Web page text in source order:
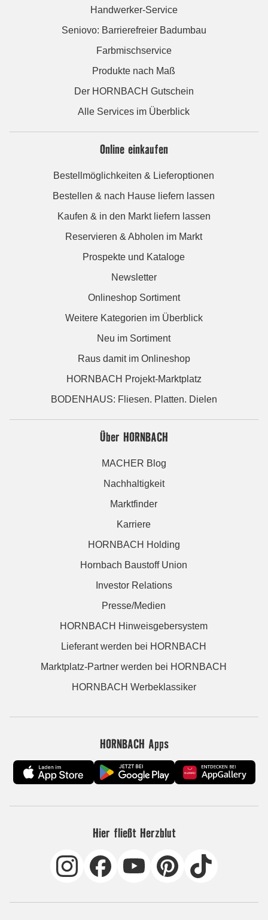
Handwerker-Service
Seniovo: Barrierefreier Badumbau
Farbmischservice
Produkte nach Maß
Der HORNBACH Gutschein
Alle Services im Überblick
Online einkaufen
Bestellmöglichkeiten & Lieferoptionen
Bestellen & nach Hause liefern lassen
Kaufen & in den Markt liefern lassen
Reservieren & Abholen im Markt
Prospekte und Kataloge
Newsletter
Onlineshop Sortiment
Weitere Kategorien im Überblick
Neu im Sortiment
Raus damit im Onlineshop
HORNBACH Projekt-Marktplatz
BODENHAUS: Fliesen. Platten. Dielen
Über HORNBACH
MACHER Blog
Nachhaltigkeit
Marktfinder
Karriere
HORNBACH Holding
Hornbach Baustoff Union
Investor Relations
Presse/Medien
HORNBACH Hinweisgebersystem
Lieferant werden bei HORNBACH
Marktplatz-Partner werden bei HORNBACH
HORNBACH Werbeklassiker
HORNBACH Apps
Hier fließt Herzblut